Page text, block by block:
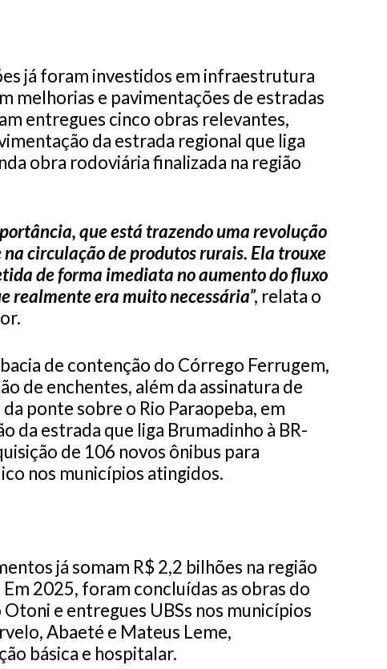
já foram investidos em infraestrutura
melhorias e pavimentações de estradas
entregues cinco obras relevantes,
da estrada regional que liga
obra rodoviária finalizada na região
que está trazendo uma revolução
circulação de produtos rurais. Ela trouxe
de forma imediata no aumento do fluxo
realmente era muito necessária”, relata o
de contenção do Córrego Ferrugem,
de enchentes, além da assinatura de
ponte sobre o Rio Paraopeba, em
da estrada que liga Brumadinho à BR-
de 106 novos ônibus para
nos municípios atingidos.
já somam R$ 2,2 bilhões na região
2025, foram concluídas as obras do
e entregues UBSs nos municípios
Abaeté e Mateus Leme,
básica e hospitalar.